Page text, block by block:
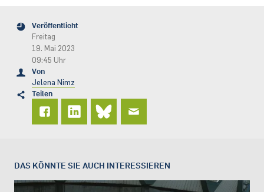
Veröffentlicht
Freitag
19. Mai 2023
09:45 Uhr
Von
Jelena Nimz
Teilen
DAS KÖNNTE SIE AUCH INTERESSIEREN